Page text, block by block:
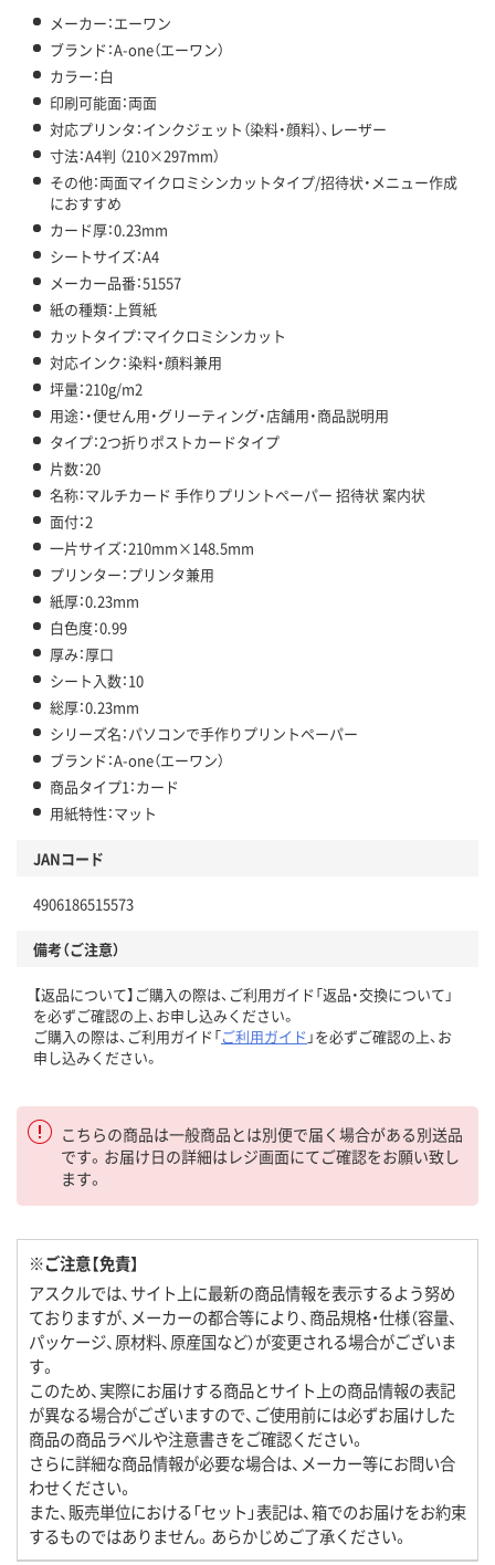
メーカー：エーワン
ブランド：A-one（エーワン）
カラー：白
印刷可能面：両面
対応プリンタ：インクジェット（染料・顔料）、レーザー
寸法：A4判 （210×297mm）
その他：両面マイクロミシンカットタイプ/招待状・メニュー作成
におすすめ
カード厚：0.23mm
シートサイズ：A4
メーカー品番：51557
紙の種類：上質紙
カットタイプ：マイクロミシンカット
対応インク：染料・顔料兼用
坪量：210g/m2
用途：・便せん用・グリーティング・店舗用・商品説明用
タイプ：2つ折りポストカードタイプ
片数：20
名称：マルチカード 手作りプリントペーパー 招待状 案内状
面付：2
一片サイズ：210mm×148.5mm
プリンター：プリンタ兼用
紙厚：0.23mm
白色度：0.99
厚み：厚口
シート入数：10
総厚：0.23mm
シリーズ名：パソコンで手作りプリントペーパー
ブランド：A-one（エーワン）
商品タイプ1：カード
用紙特性：マット
JANコード
4906186515573
備考（ご注意）
【返品について】ご購入の際は、ご利用ガイド「返品・交換について」
を必ずご確認の上、お申し込みください。
ご購入の際は、ご利用ガイド「ご利用ガイド 」を必ずご確認の上、お
申し込みください。
こちらの商品は一般商品とは別便で届く場合がある別送品
です。お届け日の詳細はレジ画面にてご確認をお願い致し
ます。
※ご注意【免責】
アスクルでは、サイト上に最新の商品情報を表示するよう努め
ておりますが、メーカーの都合等により、商品規格・仕様（容量、
パッケージ、原材料、原産国など）が変更される場合がございま
す。
このため、実際にお届けする商品とサイト上の商品情報の表記
が異なる場合がございますので、ご使用前には必ずお届けした
商品の商品ラベルや注意書きをご確認ください。
さらに詳細な商品情報が必要な場合は、メーカー等にお問い合
わせください。
また、販売単位における「セット」表記は、箱でのお届けをお約束
するものではありません。あらかじめご了承ください。